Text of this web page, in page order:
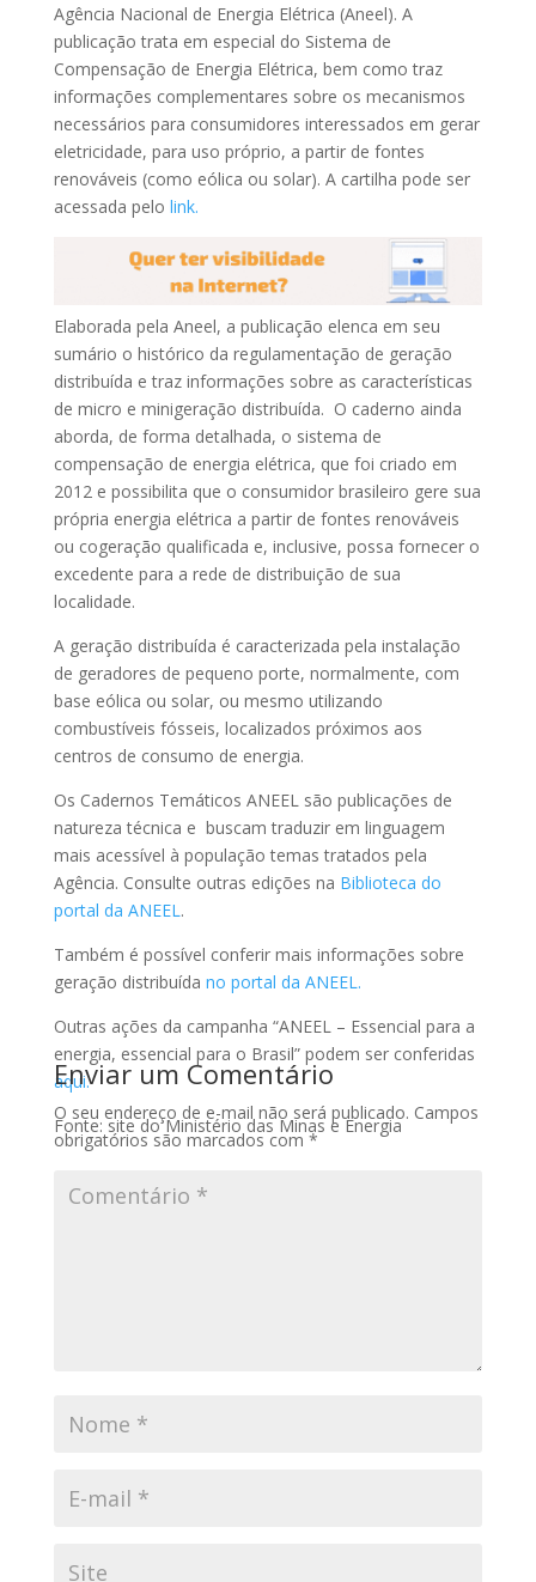
Agência Nacional de Energia Elétrica (Aneel). A
publicação trata em especial do Sistema de
Compensação de Energia Elétrica, bem como traz
informações complementares sobre os mecanismos
necessários para consumidores interessados em gerar
eletricidade, para uso próprio, a partir de fontes
renováveis (como eólica ou solar). A cartilha pode ser
acessada pelo link.
Elaborada pela Aneel, a publicação elenca em seu
sumário o histórico da regulamentação de geração
distribuída e traz informações sobre as características
de micro e minigeração distribuída. O caderno ainda
aborda, de forma detalhada, o sistema de
compensação de energia elétrica, que foi criado em
2012 e possibilita que o consumidor brasileiro gere sua
própria energia elétrica a partir de fontes renováveis
ou cogeração qualificada e, inclusive, possa fornecer o
excedente para a rede de distribuição de sua
localidade.
A geração distribuída é caracterizada pela instalação
de geradores de pequeno porte, normalmente, com
base eólica ou solar, ou mesmo utilizando
combustíveis fósseis, localizados próximos aos
centros de consumo de energia.
Os Cadernos Temáticos ANEEL são publicações de
natureza técnica e buscam traduzir em linguagem
mais acessível à população temas tratados pela
Agência. Consulte outras edições na Biblioteca do
portal da ANEEL.
Também é possível conferir mais informações sobre
geração distribuída no portal da ANEEL.
Outras ações da campanha “ANEEL – Essencial para a
energia, essencial para o Brasil” podem ser conferidas
aqui.
Fonte: site do Ministério das Minas e Energia
Enviar um Comentário
O seu endereço de e-mail não será publicado. Campos
obrigatórios são marcados com *